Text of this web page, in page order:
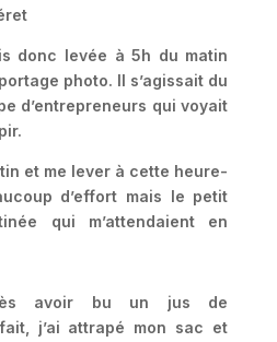
donc levée à 5h du matin
photo. Il s’agissait du
d’entrepreneurs qui voyait
et me lever à cette heure-
d’effort mais le petit
qui m’attendaient en
avoir bu un jus de
j’ai attrapé mon sac et